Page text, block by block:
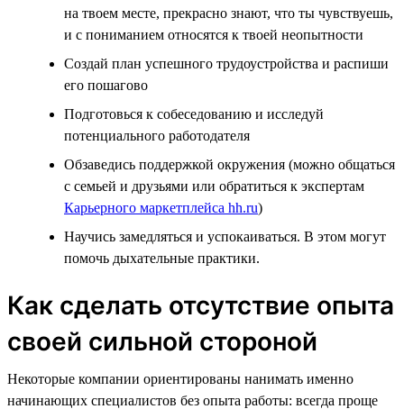
на твоем месте, прекрасно знают, что ты чувствуешь,
и с пониманием относятся к твоей неопытности
Создай план успешного трудоустройства и распиши
его пошагово
Подготовься к собеседованию и исследуй
потенциального работодателя
Обзаведись поддержкой окружения (можно общаться
с семьей и друзьями или обратиться к экспертам
Карьерного маркетплейса hh.ru)
Научись замедляться и успокаиваться. В этом могут
помочь дыхательные практики.
Как сделать отсутствие опыта
своей сильной стороной
Некоторые компании ориентированы нанимать именно
начинающих специалистов без опыта работы: всегда проще